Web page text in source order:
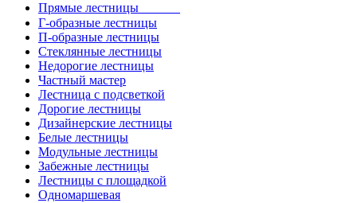
Прямые лестницы
Г-образные лестницы
П-образные лестницы
Стеклянные лестницы
Недорогие лестницы
Частный мастер
Лестница с подсветкой
Дорогие лестницы
Дизайнерские лестницы
Белые лестницы
Модульные лестницы
Забежные лестницы
Лестницы с площадкой
Одномаршевая